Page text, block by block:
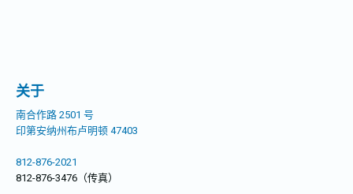
关于
南合作路 2501 号
印第安纳州布卢明顿 47403
812-876-2021
812-876-3476（传真）